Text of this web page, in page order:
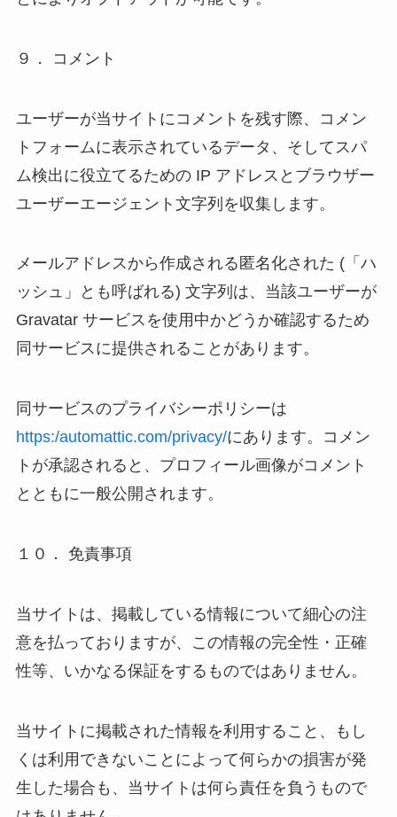
９． コメント
ユーザーが当サイトにコメントを残す際、コメン
トフォームに表示されているデータ、そしてスパ
ム検出に役立てるための IP アドレスとブラウザー
ユーザーエージェント文字列を収集します。
メールアドレスから作成される匿名化された (「ハ
ッシュ」とも呼ばれる) 文字列は、当該ユーザーが
Gravatar サービスを使用中かどうか確認するため
同サービスに提供されることがあります。
同サービスのプライバシーポリシーは
https:/automattic.com/privacy/にあります。コメン
トが承認されると、プロフィール画像がコメント
とともに一般公開されます。
１０． 免責事項
当サイトは、掲載している情報について細心の注
意を払っておりますが、この情報の完全性・正確
性等、いかなる保証をするものではありません。
当サイトに掲載された情報を利用すること、もし
くは利用できないことによって何らかの損害が発
生した場合も、当サイトは何ら責任を負うもので